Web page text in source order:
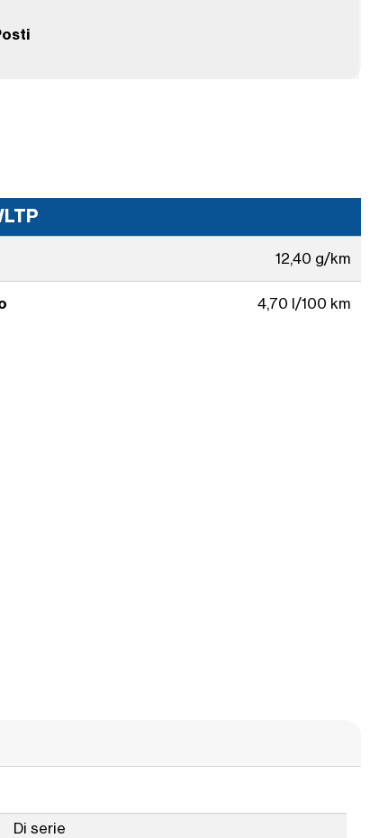
12,40 g/km
4,70 l/100 km
Di serie